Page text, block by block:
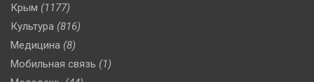
Крым (1177)
Культура (816)
Медицина (8)
Мобильная связь (1)